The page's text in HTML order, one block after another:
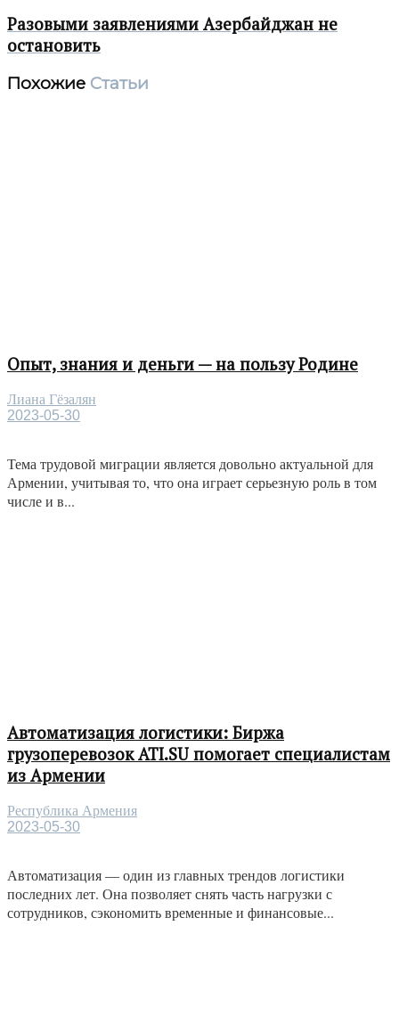
Разовыми заявлениями Азербайджан не
остановить
Похожие Статьи
Опыт, знания и деньги — на пользу Родине
Лиана Гёзалян
2023-05-30
Тема трудовой миграции является довольно актуальной для
Армении, учитывая то, что она играет серьезную роль в том
числе и в...
Автоматизация логистики: Биржа
грузоперевозок ATI.SU помогает специалистам
из Армении
Республика Армения
2023-05-30
Автоматизация — один из главных трендов логистики
последних лет. Она позволяет снять часть нагрузки с
сотрудников, сэкономить временные и финансовые...